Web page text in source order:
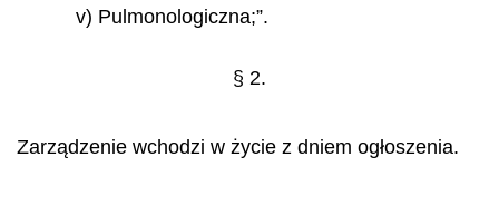
v) Pulmonologiczna;”.
§ 2.
Zarządzenie wchodzi w życie z dniem ogłoszenia.